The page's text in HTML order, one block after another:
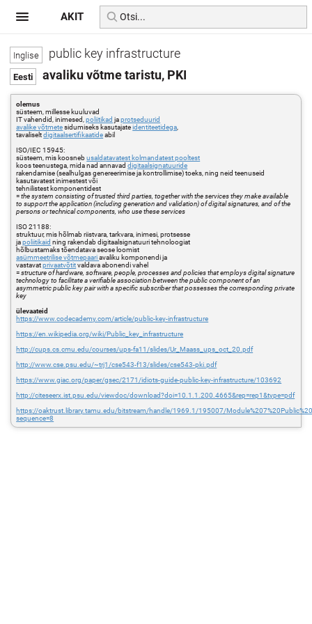
public key infrastructure
avaliku võtme taristu, PKI
olemus
süsteem, millesse kuuluvad
IT vahendid, inimesed,poliitikad japrotseduurid
avalike võtmetesidumiseks kasutajateidentiteetidega
tavaliseltdigitaalsertifikaatideabil
ISO/IEC 15945:
süsteem, mis koosnebusaldatavatest kolmandatest pooltest
koos teenustega, mida nad annavaddigitaalsignatuuride
rakendamise (sealhulgas genereerimise ja kontrollimise) toeks, ning neid teenuseid
kasutavatest inimestest või
tehnilistest komponentidest
=the system consisting of trusted third parties, together with the services they make available
to support the application (including generation and validation) of digital signatures, and of the
persons or technical components, who use these services
ISO 21188:
struktuur, mis hõlmab riistvara, tarkvara, inimesi, protsesse
japoliitikaid ning rakendab digitaalsignatuuri tehnoloogiat
hõlbustamaks tõendatava seose loomist
asümmeetrilise võtmepaariavaliku komponendi ja
vastavatprivaatvõtitvaldava abonendi vahel
=structure of hardware, software, people, processes and policies that employs digital signature
technology to facilitate a verifiable association between the public component of an
asymmetric public key pair with a specific subscriber that possesses the corresponding private
key
ülevaateid
https://www.codecademy.com/article/public-key-infrastructure
https://en.wikipedia.org/wiki/Public_key_infrastructure
http://cups.cs.cmu.edu/courses/ups-fa11/slides/Ur_Maass_ups_oct_20.pdf
http://www.cse.psu.edu/~trj1/cse543-f13/slides/cse543-pki.pdf
https://www.giac.org/paper/gsec/2171/idiots-guide-public-key-infrastructure/103692
http://citeseerx.ist.psu.edu/viewdoc/download?doi=10.1.1.200.4665&rep=rep1&type=pdf
https://oaktrust.library.tamu.edu/bitstream/handle/1969.1/195007/
sequence=8
AKIT